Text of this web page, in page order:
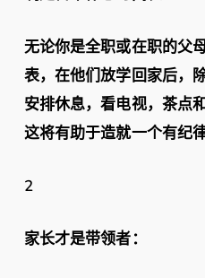
无论你是全职或在职的父
表，在他们放学回家后，
安排休息，看电视，茶点
这将有助于造就一个有纪
2
家长才是带领者：